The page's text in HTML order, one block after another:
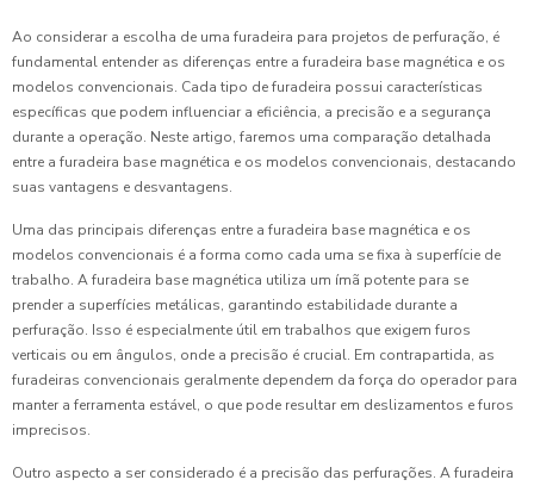
Ao considerar a escolha de uma furadeira para projetos de perfuração, é
fundamental entender as diferenças entre a furadeira base magnética e os
modelos convencionais. Cada tipo de furadeira possui características
específicas que podem influenciar a eficiência, a precisão e a segurança
durante a operação. Neste artigo, faremos uma comparação detalhada
entre a furadeira base magnética e os modelos convencionais, destacando
suas vantagens e desvantagens.
Uma das principais diferenças entre a furadeira base magnética e os
modelos convencionais é a forma como cada uma se fixa à superfície de
trabalho. A furadeira base magnética utiliza um ímã potente para se
prender a superfícies metálicas, garantindo estabilidade durante a
perfuração. Isso é especialmente útil em trabalhos que exigem furos
verticais ou em ângulos, onde a precisão é crucial. Em contrapartida, as
furadeiras convencionais geralmente dependem da força do operador para
manter a ferramenta estável, o que pode resultar em deslizamentos e furos
imprecisos.
Outro aspecto a ser considerado é a precisão das perfurações. A furadeira